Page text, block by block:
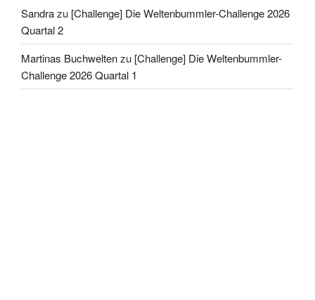
Sandrazu [Challenge] Die Weltenbummler-Challenge 2026
Quartal 2
Martinas Buchweltenzu [Challenge] Die Weltenbummler-
Challenge 2026 Quartal 1